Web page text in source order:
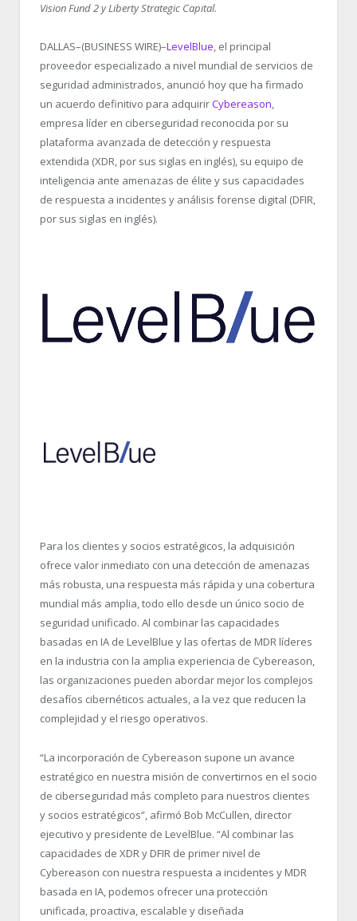
Vision Fund 2 y Liberty Strategic Capital.
DALLAS–(BUSINESS WIRE)–LevelBlue, el principal
proveedor especializado a nivel mundial de servicios de
seguridad administrados, anunció hoy que ha firmado
un acuerdo definitivo para adquirirCybereason,
empresa líder en ciberseguridad reconocida por su
plataforma avanzada de detección y respuesta
extendida (XDR, por sus siglas en inglés), su equipo de
inteligencia ante amenazas de élite y sus capacidades
de respuesta a incidentes y análisis forense digital (DFIR,
por sus siglas en inglés).
Para los clientes y socios estratégicos, la adquisición
ofrece valor inmediato con una detección de amenazas
más robusta, una respuesta más rápida y una cobertura
mundial más amplia, todo ello desde un único socio de
seguridad unificado. Al combinar las capacidades
basadas en IA de LevelBlue y las ofertas de MDR líderes
en la industria con la amplia experiencia de Cybereason,
las organizaciones pueden abordar mejor los complejos
desafíos cibernéticos actuales, a la vez que reducen la
complejidad y el riesgo operativos.
“La incorporación de Cybereason supone un avance
estratégico en nuestra misión de convertirnos en el socio
de ciberseguridad más completo para nuestros clientes
y socios estratégicos”, afirmó Bob McCullen, director
ejecutivo y presidente de LevelBlue. “Al combinar las
capacidades de XDR y DFIR de primer nivel de
Cybereason con nuestra respuesta a incidentes y MDR
basada en IA, podemos ofrecer una protección
unificada, proactiva, escalable y diseñada